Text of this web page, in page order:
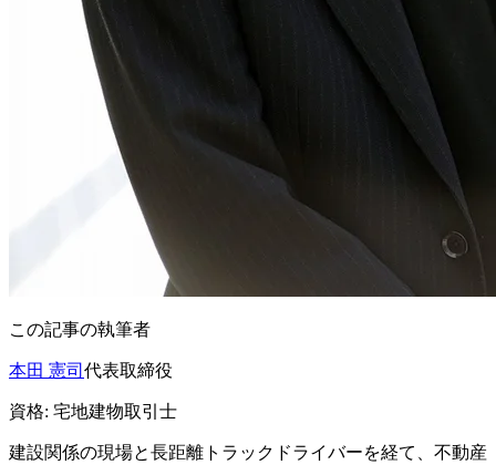
この記事の執筆者
本田 憲司 代表取締役
資格: 宅地建物取引士
建設関係の現場と長距離トラックドライバーを経て、不動産